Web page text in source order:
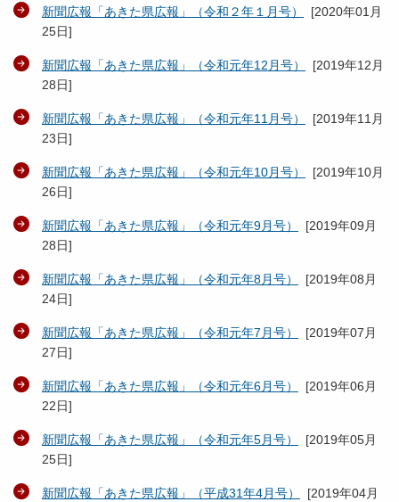
新聞広報「あきた県広報」（令和２年１月号） [2020年01月
25日]
新聞広報「あきた県広報」（令和元年12月号） [2019年12月
28日]
新聞広報「あきた県広報」（令和元年11月号） [2019年11月
23日]
新聞広報「あきた県広報」（令和元年10月号） [2019年10月
26日]
新聞広報「あきた県広報」（令和元年9月号） [2019年09月
28日]
新聞広報「あきた県広報」（令和元年8月号） [2019年08月
24日]
新聞広報「あきた県広報」（令和元年7月号） [2019年07月
27日]
新聞広報「あきた県広報」（令和元年6月号） [2019年06月
22日]
新聞広報「あきた県広報」（令和元年5月号） [2019年05月
25日]
新聞広報「あきた県広報」（平成31年4月号） [2019年04月